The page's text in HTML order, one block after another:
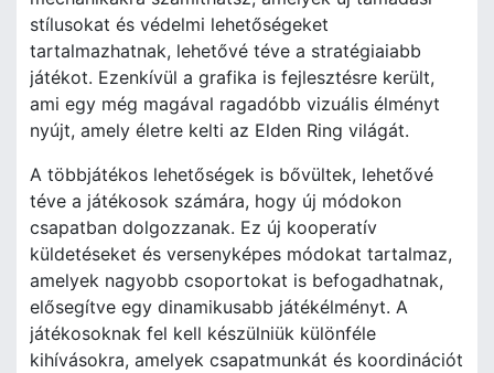
stílusokat és védelmi lehetőségeket
tartalmazhatnak, lehetővé téve a stratégiaiabb
játékot. Ezenkívül a grafika is fejlesztésre került,
ami egy még magával ragadóbb vizuális élményt
nyújt, amely életre kelti az Elden Ring világát.
A többjátékos lehetőségek is bővültek, lehetővé
téve a játékosok számára, hogy új módokon
csapatban dolgozzanak. Ez új kooperatív
küldetéseket és versenyképes módokat tartalmaz,
amelyek nagyobb csoportokat is befogadhatnak,
elősegítve egy dinamikusabb játékélményt. A
játékosoknak fel kell készülniük különféle
kihívásokra, amelyek csapatmunkát és koordinációt